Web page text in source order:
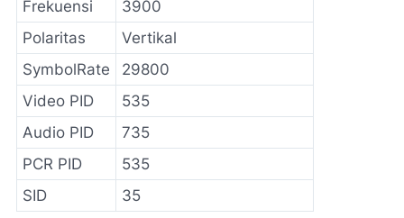
Frekuensi
3900
Polaritas
Vertikal
SymbolRate
29800
Video PID
535
Audio PID
735
PCR PID
535
SID
35